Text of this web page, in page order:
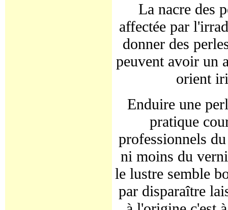
La nacre des
affectée par
donner des
peuvent avoir un
orient
Enduire une
pratique
professionnels
ni moins du
le lustre semble
par disparaître